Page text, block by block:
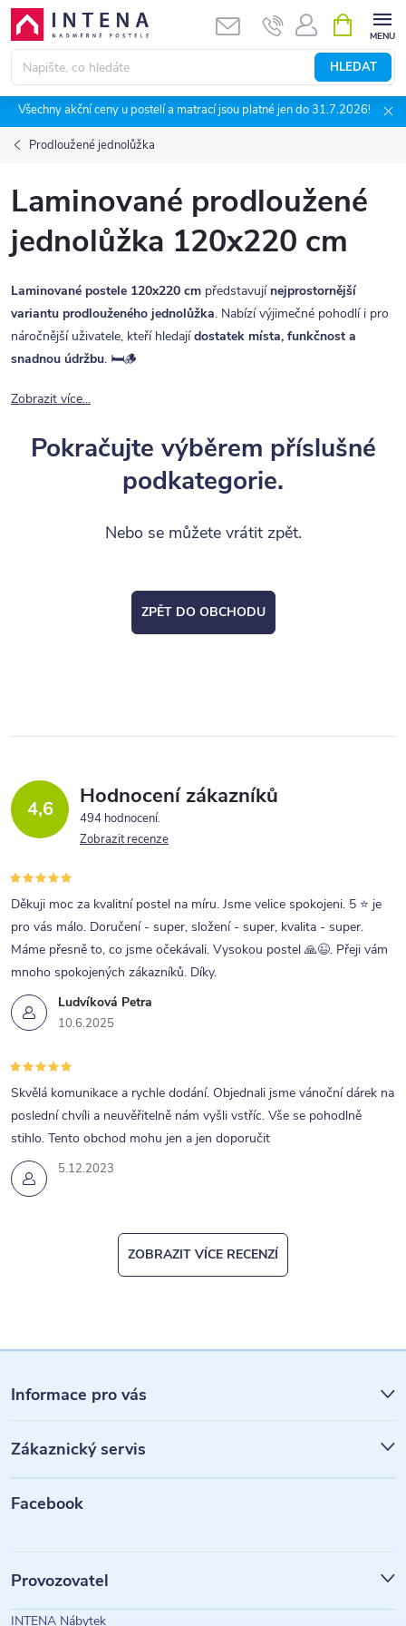
Přejít
obsah
HLEDAT
NÁKUPNÍ
KOŠÍK
Všechny akční ceny u postelí a matrací jsou platné jen do 31.7.2026!
Prodloužené jednolůžka
Laminované prodloužené
jednolůžka 120x220 cm
Laminované postele 120x220 cm představují nejprostornější
variantu prodlouženého jednolůžka. Nabízí výjimečné pohodlí i pro
náročnější uživatele, kteří hledajídostatek místa, funkčnost a
snadnou údržbu. 🛏️🪵
Zobrazit více...
Pokračujte výběrem příslušné
podkategorie.
Nebo se můžete vrátit zpět.
ZPĚT DO OBCHODU
4,6 Hodnocení zákazníků
494 hodnocení
Zobrazit recenze
Ludvíková Petra
10.6.2025
Děkuji moc za kvalitní postel na míru. Jsme velice spokojeni. 5 ⭐ je
pro vás málo. Doručení - super, složení - super, kvalita - super.
Máme přesně to, co jsme očekávali. Vysokou postel 🙏😉. Přeji vám
mnoho spokojených zákazníků. Díky.
5.12.2023
Skvělá komunikace a rychle dodání. Objednali jsme vánoční dárek na
poslední chvíli a neuvěřitelně nám vyšli vstříc. Vše se pohodlně
stihlo. Tento obchod mohu jen a jen doporučit
ZOBRAZIT VÍCE RECENZÍ
á
p
a
Informace pro vás
Zákaznický servis
Facebook
Provozovatel
INTENA Nábytek